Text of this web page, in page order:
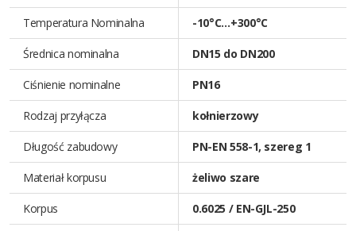
Temperatura Nominalna -10°C…+300°C
Średnica nominalna DN15 do DN200
Ciśnienie nominalne PN16
Rodzaj przyłącza kołnierzowy
Długość zabudowy PN-EN 558-1, szereg 1
Materiał korpusu żeliwo szare
Korpus 0.6025 / EN-GJL-250